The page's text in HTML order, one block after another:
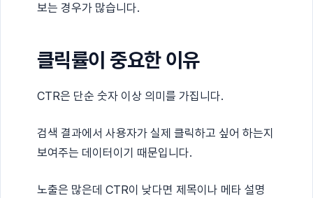
보는 경우가 많습니다.
클릭률이 중요한 이유
CTR은 단순 숫자 이상 의미를 가집니다.
검색 결과에서 사용자가 실제 클릭하고 싶어 하는지
보여주는 데이터이기 때문입니다.
노출은 많은데 CTR이 낮다면 제목이나 메타 설명